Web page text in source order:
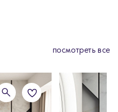
посмотреть все